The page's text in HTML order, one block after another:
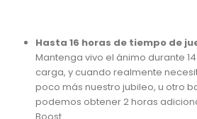
Hasta 16 horas de tiempo de
Mantenga vivo el ánimo durante
carga, y cuando realmente
poco más nuestro jubileo, u otro
podemos obtener 2 horas